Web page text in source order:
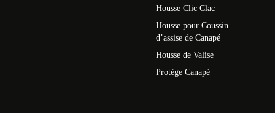
Housse Clic Clac
Housse pour Coussin
d’assise de Canapé
Housse de Valise
Protège Canapé